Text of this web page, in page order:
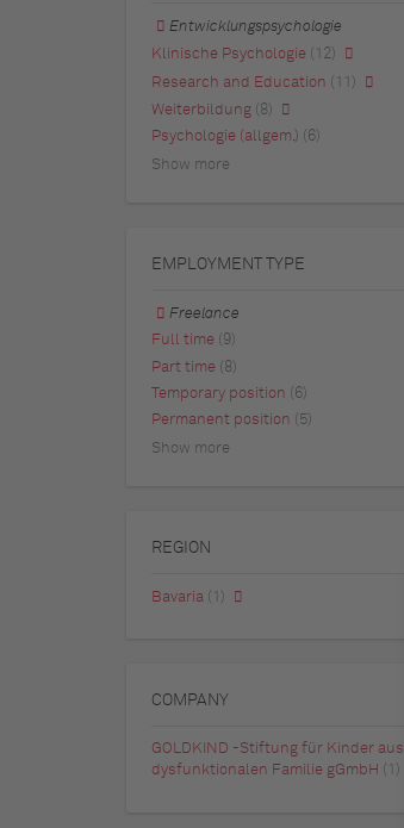
Entwicklungspsychologie
Klinische Psychologie
(12)
Research and Education (11)
Weiterbildung (8)
Psychologie (allgem.) (6)
Show more
EMPLOYMENT TYPE
Freelance
Full time
(9)
Part time (8)
Temporary position (6)
Permanent position (5)
Show more
REGION
Bavaria (1)
COMPANY
GOLDKIND -Stiftung für Kinder aus
dysfunktionalen Familie gGmbH
(1)